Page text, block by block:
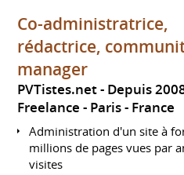
Co-administratrice,
rédactrice,
manager
PVTistes.net
Depuis
Freelance
Paris France
Administration d'un site à
millions de pages vues par
visites